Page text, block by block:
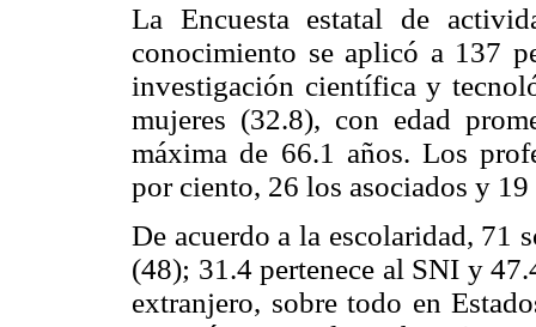
La Encuesta estatal de
conocimiento se aplicó a 137
investigación científica y
mujeres (32.8), con edad
máxima de 66.1 años. Los
por ciento, 26 los asociados y
De acuerdo a la escolaridad, 71
(48); 31.4 pertenece al SNI y
extranjero, sobre todo en